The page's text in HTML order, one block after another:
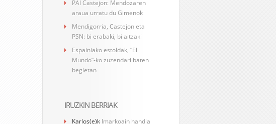
PAI Castejon: Mendozaren
araua urratu du Gimenok
Mendigorria, Castejon eta
PSN: bi erabaki, bi aitzaki
Espainiako estoldak, “El
Mundo”-ko zuzendari baten
begietan
IRUZKIN BERRIAK
Karlos(e)k Imarkoain handia